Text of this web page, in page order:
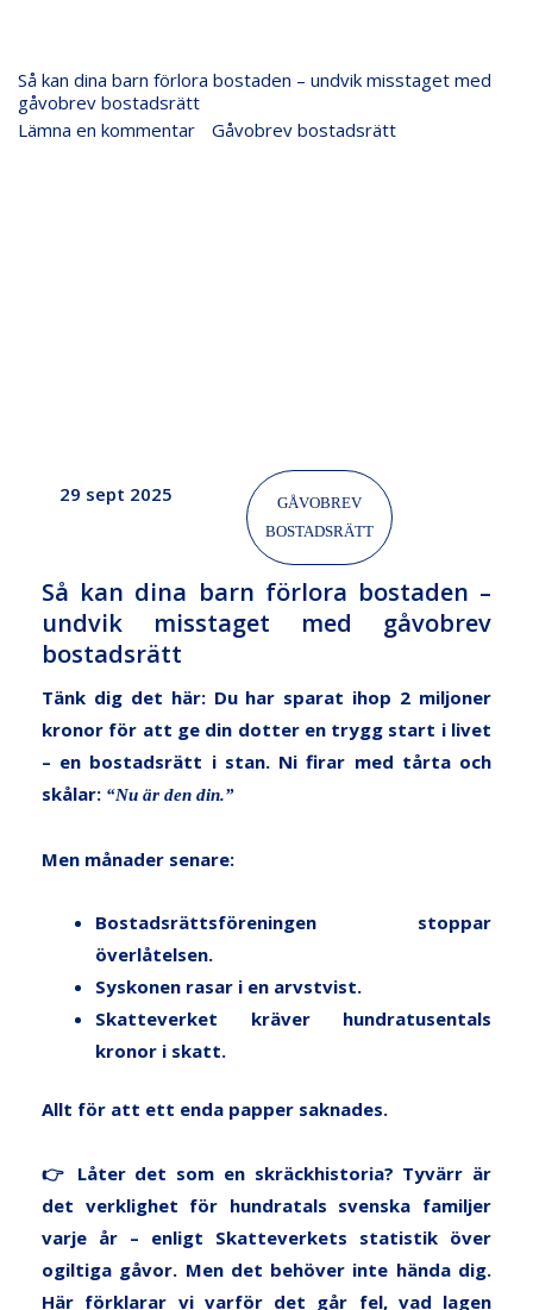
Så kan dina barn förlora bostaden – undvik misstaget med
gåvobrev bostadsrätt
Lämna en kommentar
Gåvobrev bostadsrätt
29 sept 2025
GÅVOBREV
BOSTADSRÄTT
Så kan dina barn förlora bostaden –
undvik misstaget med gåvobrev
bostadsrätt
Tänk dig det här: Du har sparat ihop 2 miljoner
kronor för att ge din dotter en trygg start i livet
– en bostadsrätt i stan. Ni firar med tårta och
skålar: “Nu är den din.”
Men månader senare:
Bostadsrättsföreningen stoppar
överlåtelsen.
Syskonen rasar i en arvstvist.
Skatteverket kräver hundratusentals
kronor i skatt.
Allt för att ett enda papper saknades.
👉 Låter det som en skräckhistoria? Tyvärr är
det verklighet för hundratals svenska familjer
varje år – enligt Skatteverkets statistik över
ogiltiga gåvor. Men det behöver inte hända dig.
Här förklarar vi varför det går fel, vad lagen
kan
dina